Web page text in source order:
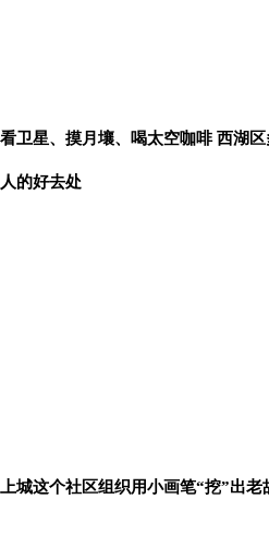
看卫星、摸月壤、喝太空咖啡 西湖
人的好去处
上城这个社区组织用小画笔“挖”出老